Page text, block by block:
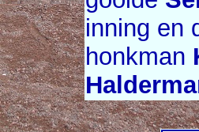
inning en
honkman